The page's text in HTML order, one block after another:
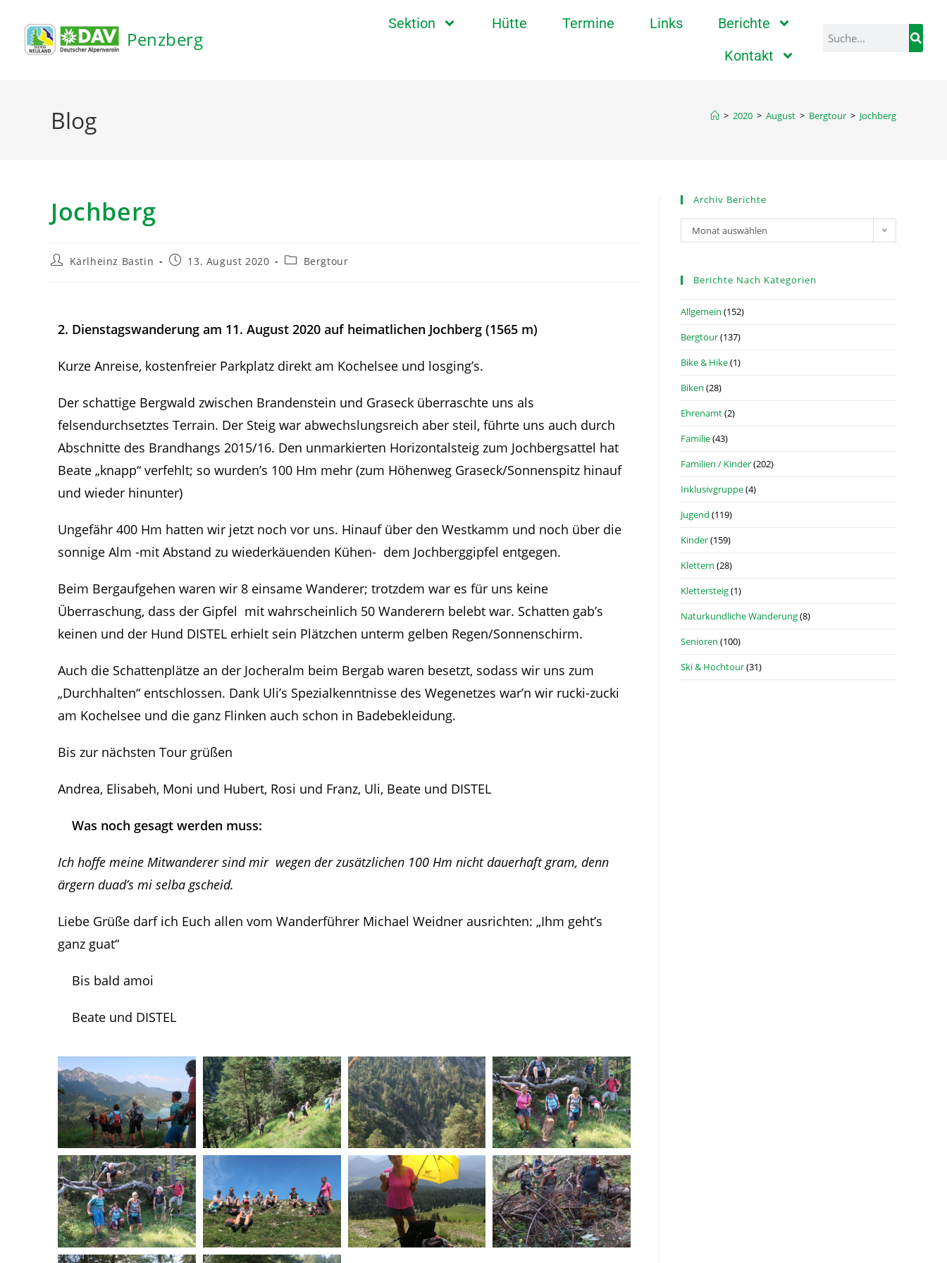
Penzberg
Sektion Hütte Termine Links
Berichte
Kontakt
Blog > 2020 > August > Bergtour > Jochberg
Jochberg
Karlheinz Bastin 13. August 2020 Bergtour
2. Dienstagswanderung am 11. August 2020 auf heimatlichen Jochberg (1565 m)
Kurze Anreise, kostenfreier Parkplatz direkt am Kochelsee und losging’s.
Der schattige Bergwald zwischen Brandenstein und Graseck überraschte uns als
felsendurchsetztes Terrain. Der Steig war abwechslungsreich aber steil, führte uns auch durch
Abschnitte des Brandhangs 2015/16. Den unmarkierten Horizontalsteig zum Jochbergsattel hat
Beate „knapp“ verfehlt; so wurden’s 100 Hm mehr (zum Höhenweg Graseck/Sonnenspitz hinauf
und wieder hinunter)
Ungefähr 400 Hm hatten wir jetzt noch vor uns. Hinauf über den Westkamm und noch über die
sonnige Alm -mit Abstand zu wiederkäuenden Kühen- dem Jochberggipfel entgegen.
Beim Bergaufgehen waren wir 8 einsame Wanderer; trotzdem war es für uns keine
Überraschung, dass der Gipfel mit wahrscheinlich 50 Wanderern belebt war. Schatten gab’s
keinen und der Hund DISTEL erhielt sein Plätzchen unterm gelben Regen/Sonnenschirm.
Auch die Schattenplätze an der Jocheralm beim Bergab waren besetzt, sodass wir uns zum
„Durchhalten“ entschlossen. Dank Uli’s Spezialkenntnisse des Wegenetzes war’n wir rucki-zucki
am Kochelsee und die ganz Flinken auch schon in Badebekleidung.
Bis zur nächsten Tour grüßen
Andrea, Elisabeh, Moni und Hubert, Rosi und Franz, Uli, Beate und DISTEL
Was noch gesagt werden muss:
Ich hoffe meine Mitwanderer sind mir wegen der zusätzlichen 100 Hm nicht dauerhaft gram, denn
ärgern duad’s mi selba gscheid.
Liebe Grüße darf ich Euch allen vom Wanderführer Michael Weidner ausrichten: „Ihm geht’s
ganz guat“
Bis bald amoi
Beate und DISTEL
Archiv Berichte
Monat auswählen
Berichte Nach Kategorien
Allgemein (152)
Bergtour(137)
Bike & Hike(1)
Biken (28)
Ehrenamt(2)
Familie(43)
Familien / Kinder(202)
Inklusivgruppe(4)
Jugend (119)
Kinder(159)
Klettern (28)
Klettersteig(1)
Naturkundliche Wanderung(8)
Senioren (100)
Ski & Hochtour(31)